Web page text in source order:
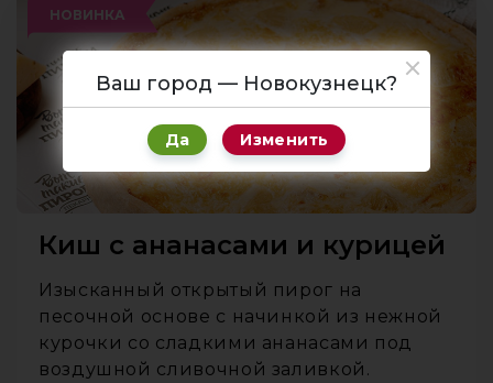
НОВИНКА
Киш с ананасами и курицей
Изысканный открытый пирог на
песочной основе с начинкой из нежной
курочки со сладкими ананасами под
воздушной сливочной заливкой.
Ваш город — Новокузнецк?
Да Изменить